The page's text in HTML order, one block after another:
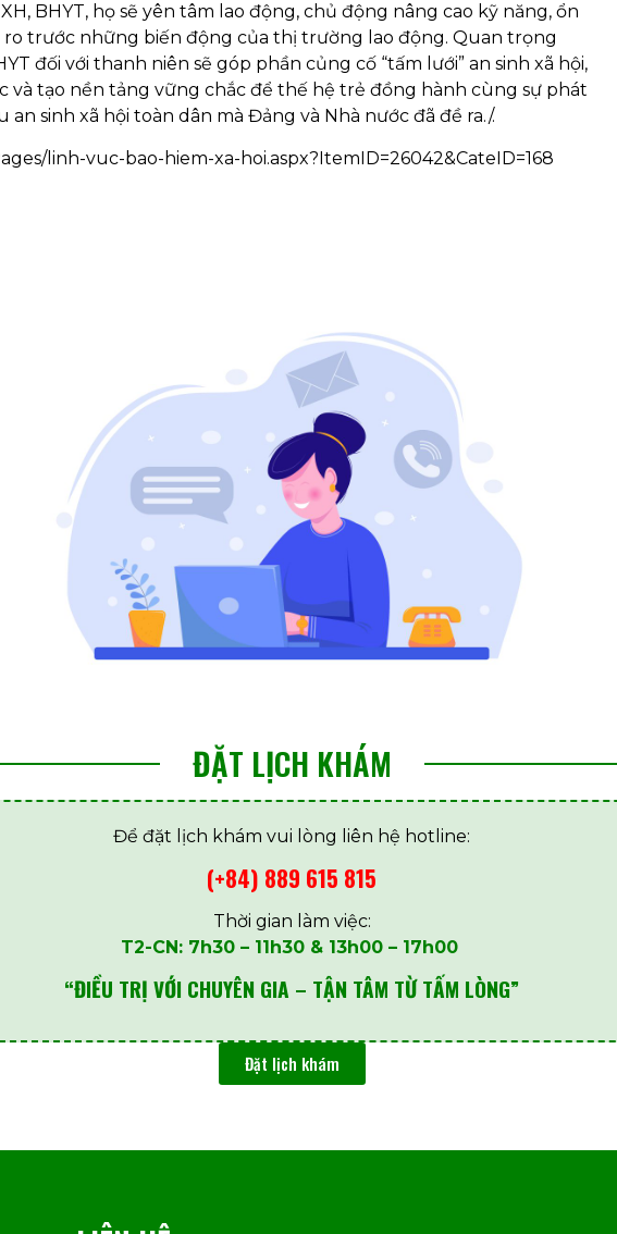
BHYT, họ sẽ yên tâm lao động, chủ động nâng cao kỹ năng, ổn
ro trước những biến động của thị trường lao động. Quan trọng
đối với thanh niên sẽ góp phần củng cố “tấm lưới” an sinh xã hội,
và tạo nền tảng vững chắc để thế hệ trẻ đồng hành cùng sự phát
sinh xã hội toàn dân mà Đảng và Nhà nước đã đề ra./.
linh-vuc-bao-hiem-xa-hoi.aspx?ItemID=26042&CateID=168
ĐẶT LỊCH KHÁM
Để đặt lịch khám vui lòng liên hệ hotline:
(+84) 889 615 815
Thời gian làm việc:
T2-CN: 7h30 – 11h30 & 13h00 – 17h00
“ĐIỀU TRỊ VỚI CHUYÊN GIA – TẬN TÂM TỪ TẤM LÒNG”
Đặt lịch khám